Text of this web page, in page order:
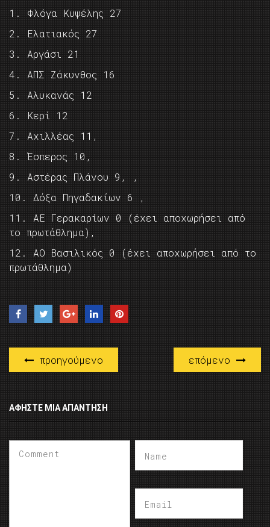
1. Φλόγα Κυψέλης 27
2. Ελατιακός 27
3. Αργάσι 21
4. ΑΠΣ Ζάκυνθος 16
5. Αλυκανάς 12
6. Κερί 12
7. Αχιλλέας 11,
8. Έσπερος 10,
9. Αστέρας Πλάνου 9, ,
10. Δόξα Πηγαδακίων 6 ,
11. ΑΕ Γερακαρίων 0 (έχει αποχωρήσει από
το πρωτάθλημα),
12. ΑΟ Βασιλικός 0 (έχει αποχωρήσει από το
πρωτάθλημα)
προηγούμενο επόμενο
ΑΦΉΣΤΕ ΜΙΑ ΑΠΆΝΤΗΣΗ